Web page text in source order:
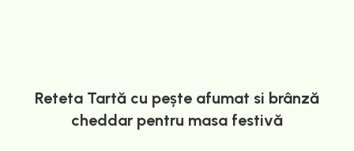
Reteta Tartă cu pește afumat si brânză
cheddar pentru masa festivă